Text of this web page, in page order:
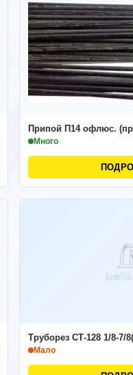
Припой П14 офлюс.
Много
Труборез СТ-128 1/8-7/
Мало